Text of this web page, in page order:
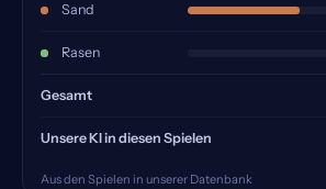
Sand
Rasen
Gesamt
Unsere KI in diesen Spielen
Aus den Spielen in unserer Datenbank